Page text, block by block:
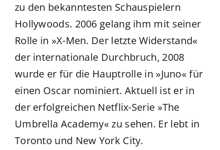
zu den bekanntesten Schauspielern
Hollywoods. 2006 gelang ihm mit seiner
Rolle in »X-Men. Der letzte Widerstand«
der internationale Durchbruch, 2008
wurde er für die Hauptrolle in »Juno« für
einen Oscar nominiert. Aktuell ist er in
der erfolgreichen Netflix-Serie »The
Umbrella Academy« zu sehen. Er lebt in
Toronto und New York City.